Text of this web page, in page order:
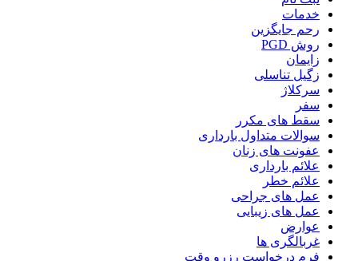
خدمات
رحم جایگزین
روش PGD
زایمان
زگیل تناسلی
سرکلاژ
سفر
سقط های مکرر
سوالات متداول بارداری
عفونت های زنان
علائم بارداری
علائم خطر
عمل های جراحی
عمل های زیبایی
عوارض
غربالگری ها
فرم درخواست رزرو وقت